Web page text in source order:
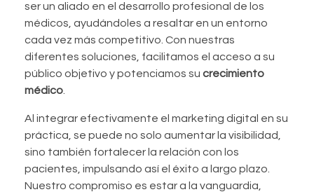
ser un aliado en el desarrollo profesional de los
médicos, ayudándoles a resaltar en un entorno
cada vez más competitivo. Con nuestras
diferentes soluciones, facilitamos el acceso a su
público objetivo y potenciamos su crecimiento
médico.
Al integrar efectivamente el marketing digital en su
práctica, se puede no solo aumentar la visibilidad,
sino también fortalecer la relación con los
pacientes, impulsando así el éxito a largo plazo.
Nuestro compromiso es estar a la vanguardia,